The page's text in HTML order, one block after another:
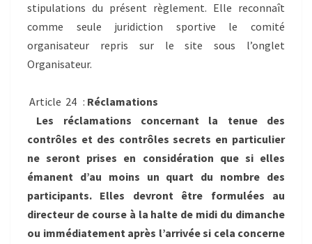
stipulations du présent règlement. Elle reconnaît
comme seule juridiction sportive le comité
organisateur repris sur le site sous l’onglet
Organisateur.
Article 24 : Réclamations
Les réclamations concernant la tenue des
contrôles et des contrôles secrets en particulier
ne seront prises en considération que si elles
émanent d’au moins un quart du nombre des
participants. Elles devront être formulées au
directeur de course à la halte de midi du dimanche
ou immédiatement après l’arrivée si cela concerne